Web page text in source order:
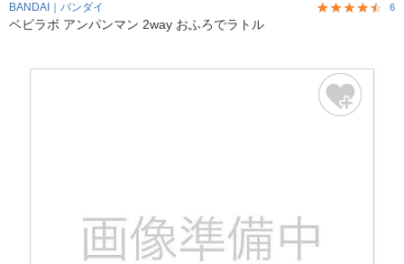
BANDAI｜バンダイ 6
ベビラボ アンパンマン 2way おふろでラトル